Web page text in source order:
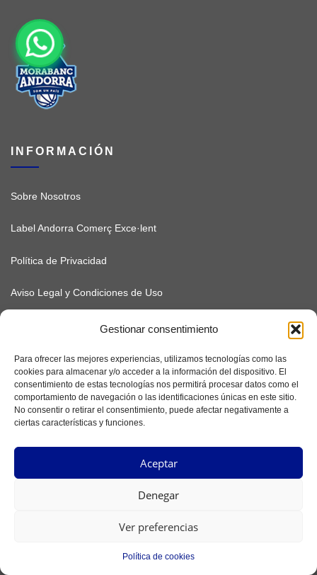
Gestionar consentimiento
Para ofrecer las mejores experiencias, utilizamos tecnologías como las
cookies para almacenar y/o acceder a la información del dispositivo. El
consentimiento de estas tecnologías nos permitirá procesar datos como el
comportamiento de navegación o las identificaciones únicas en este sitio.
No consentir o retirar el consentimiento, puede afectar negativamente a
ciertas características y funciones.
Aceptar
Denegar
Ver preferencias
Política de cookies
INFORMACIÓN
Sobre Nosotros
Label Andorra Comerç Exce·lent
Política de Privacidad
Aviso Legal y Condiciones de Uso